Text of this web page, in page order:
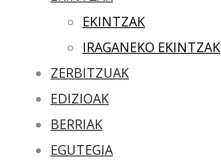
EKINTZAK
IRAGANEKO EKINTZAK
ZERBITZUAK
EDIZIOAK
BERRIAK
EGUTEGIA